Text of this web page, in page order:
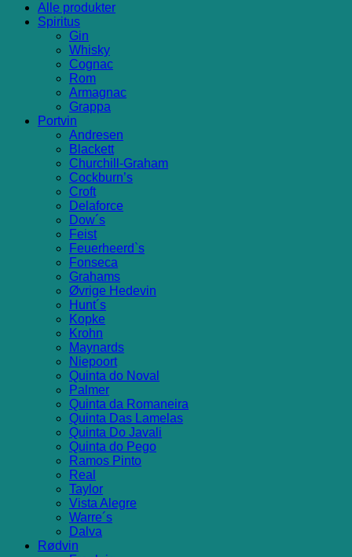
Alle produkter
Spiritus
Gin
Whisky
Cognac
Rom
Armagnac
Grappa
Portvin
Andresen
Blackett
Churchill-Graham
Cockburn’s
Croft
Delaforce
Dow´s
Feist
Feuerheerd`s
Fonseca
Grahams
Øvrige Hedevin
Hunt´s
Kopke
Krohn
Maynards
Niepoort
Quinta do Noval
Palmer
Quinta da Romaneira
Quinta Das Lamelas
Quinta Do Javali
Quinta do Pego
Ramos Pinto
Real
Taylor
Vista Alegre
Warre´s
Dalva
Rødvin